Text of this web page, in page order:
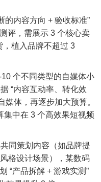
的内容方向 + 验收标准”
评，需展示 3 个核心卖
，植入品牌不超过 3
10 个不同类型的自媒体小
“内容互动率、转化效
媒体，再逐步加大预算。
集中在 3 个高效果短视频
共同策划内容（如品牌提
格设计场景），某数码
“产品拆解 + 游戏实测”